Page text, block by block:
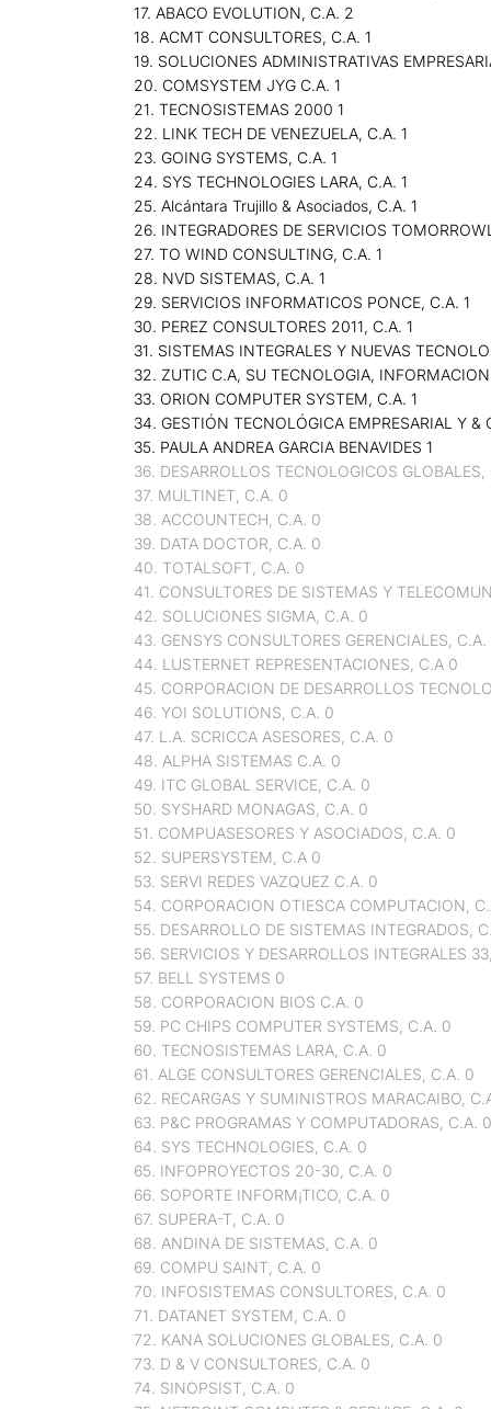
17. ABACO EVOLUTION, C.A. 2
18. ACMT CONSULTORES, C.A. 1
19. SOLUCIONES ADMINISTRATIVAS
20. COMSYSTEM JYG C.A. 1
21. TECNOSISTEMAS 2000 1
22. LINK TECH DE VENEZUELA, C.A. 1
23. GOING SYSTEMS, C.A. 1
24. SYS TECHNOLOGIES LARA, C.A. 1
25. Alcántara Trujillo & Asociados, C.A. 1
26. INTEGRADORES DE SERVICIOS
27. TO WIND CONSULTING, C.A. 1
28. NVD SISTEMAS, C.A. 1
29. SERVICIOS INFORMATICOS PONCE, C.A. 1
30. PEREZ CONSULTORES 2011, C.A. 1
31. SISTEMAS INTEGRALES Y NUEVAS
32. ZUTIC C.A, SU TECNOLOGIA,
33. ORION COMPUTER SYSTEM, C.A. 1
34. GESTIÓN TECNOLÓGICA EMPRESARIAL Y &
35. PAULA ANDREA GARCIA BENAVIDES 1
36. DESARROLLOS TECNOLOGICOS
37. MULTINET, C.A. 0
38. ACCOUNTECH, C.A. 0
39. DATA DOCTOR, C.A. 0
40. TOTALSOFT, C.A. 0
41. CONSULTORES DE SISTEMAS Y
42. SOLUCIONES SIGMA, C.A. 0
43. GENSYS CONSULTORES GERENCIALES, C.A.
44. LUSTERNET REPRESENTACIONES, C.A 0
45. CORPORACION DE DESARROLLOS
46. YOI SOLUTIONS, C.A. 0
47. L.A. SCRICCA ASESORES, C.A. 0
48. ALPHA SISTEMAS C.A. 0
49. ITC GLOBAL SERVICE, C.A. 0
50. SYSHARD MONAGAS, C.A. 0
51. COMPUASESORES Y ASOCIADOS, C.A. 0
52. SUPERSYSTEM, C.A 0
53. SERVI REDES VAZQUEZ C.A. 0
54. CORPORACION OTIESCA COMPUTACION,
55. DESARROLLO DE SISTEMAS INTEGRADOS,
56. SERVICIOS Y DESARROLLOS INTEGRALES
57. BELL SYSTEMS 0
58. CORPORACION BIOS C.A. 0
59. PC CHIPS COMPUTER SYSTEMS, C.A. 0
60. TECNOSISTEMAS LARA, C.A. 0
61. ALGE CONSULTORES GERENCIALES, C.A. 0
62. RECARGAS Y SUMINISTROS MARACAIBO,
63. P&C PROGRAMAS Y COMPUTADORAS, C.A. 0
64. SYS TECHNOLOGIES, C.A. 0
65. INFOPROYECTOS 20-30, C.A. 0
66. SOPORTE INFORM¡TICO, C.A. 0
67. SUPERA-T, C.A. 0
68. ANDINA DE SISTEMAS, C.A. 0
69. COMPU SAINT, C.A. 0
70. INFOSISTEMAS CONSULTORES, C.A. 0
71. DATANET SYSTEM, C.A. 0
72. KANA SOLUCIONES GLOBALES, C.A. 0
73. D & V CONSULTORES, C.A. 0
74. SINOPSIST, C.A. 0